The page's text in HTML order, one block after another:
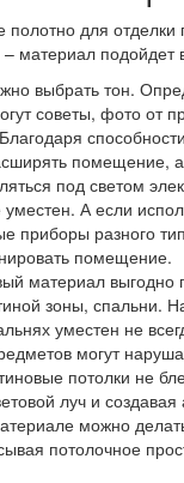
полотно для
материал подойдет
выбрать тон.
советы, фото от
помещение,
под светом
А если
приборы разного
помещение.
материал выгодно
зоны, спальни.
уместен не
могут
потолки не
луч и
можно
потолочное